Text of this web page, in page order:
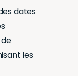
dates
les